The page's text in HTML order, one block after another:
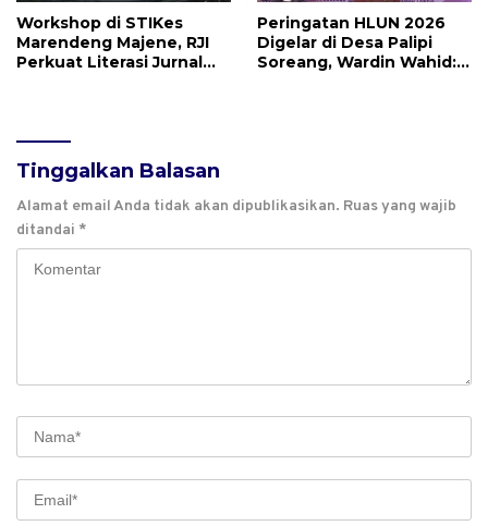
Workshop di STIKes
Marendeng Majene, RJI
Perkuat Literasi Jurnal
Peringatan HLUN 2026
Digelar di Desa Palipi
Soreang, Wardin Wahid:
Tinggalkan Balasan
Alamat email Anda tidak akan dipublikasikan. Ruas yang wajib
ditandai *